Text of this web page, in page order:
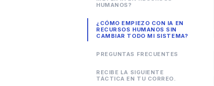
HUMANOS?
¿CÓMO EMPIEZO CON IA EN
RECURSOS HUMANOS SIN
CAMBIAR TODO MI SISTEMA?
PREGUNTAS FRECUENTES
RECIBE LA SIGUIENTE
TÁCTICA EN TU CORREO.